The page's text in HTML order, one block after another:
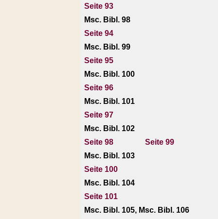
Seite 93
Msc. Bibl. 98
Seite 94
Msc. Bibl. 99
Seite 95
Msc. Bibl. 100
Seite 96
Msc. Bibl. 101
Seite 97
Msc. Bibl. 102
Seite 98
Seite 99
Msc. Bibl. 103
Seite 100
Msc. Bibl. 104
Seite 101
Msc. Bibl. 105, Msc. Bibl. 106